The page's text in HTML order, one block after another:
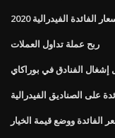
الفائدة الفيدرالية 2020
ربح عملة تداول العملات
إشغال الفنادق في بوراكاي
على الصناديق الفيدرالية
الفائدة ووضع قيمة الخيار